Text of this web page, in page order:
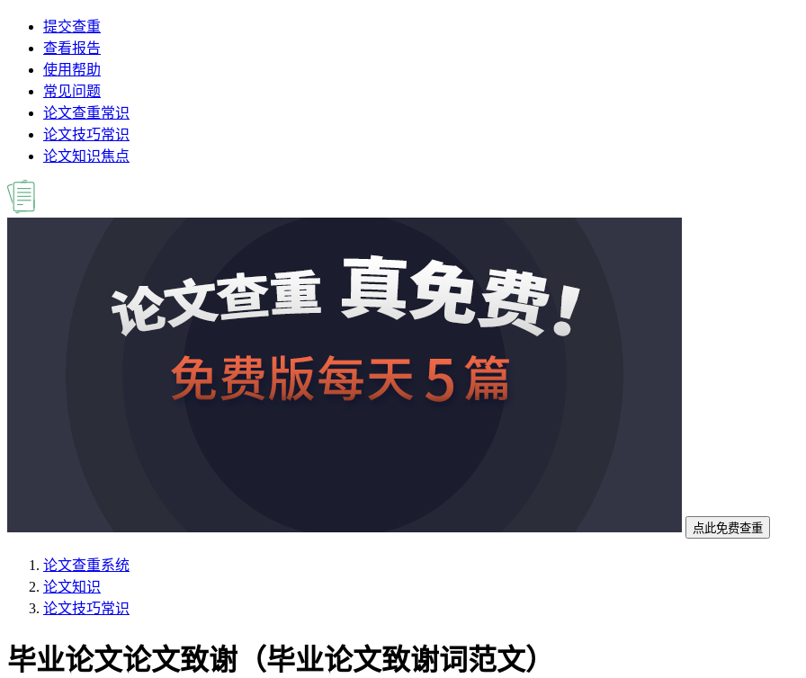
提交查重
查看报告
使用帮助
常见问题
论文查重常识
论文技巧常识
论文知识焦点
点此免费查重
论文查重系统
论文知识
论文技巧常识
毕业论文论文致谢（毕业论文致谢词范文）